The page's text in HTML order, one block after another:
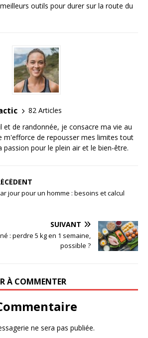
outils pour durer sur la route du
82 Articles
et de randonnée, je consacre ma vie au
m'efforce de repousser mes limites tout
passion pour le plein air et le bien-être.
jour pour un homme : besoins et calcul
SUIVANT
: perdre 5 kg en 1 semaine,
possible ?
À COMMENTER
ne sera pas publiée.